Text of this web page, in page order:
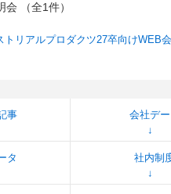
会 （全1件）
トリアルプロダクツ27卒向けWEB
事 会社デー
タ 社内制